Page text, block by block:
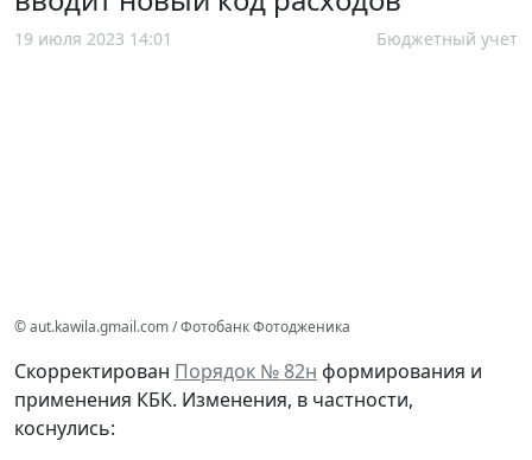
19 июля 2023 14:01 Бюджетный учет
© aut.kawila.gmail.com / Фотобанк Фотодженика
Скорректирован Порядок № 82н формирования и
применения КБК. Изменения, в частности,
коснулись: